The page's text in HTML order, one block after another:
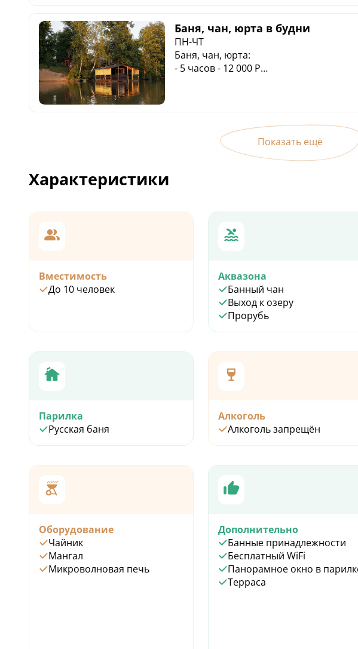
Баня, чан, юрта в будни
ПН-ЧТ
Баня, чан, юрта:
- 5 часов - 12 000 P
Показать ещё
Характеристики
Вместимость
До 10 человек
Аквазона
Банный чан
Выход к озеру
Прорубь
Парилка
Русская баня
Алкоголь
Алкоголь запрещён
Оборудование
Чайник
Мангал
Микроволновая печь
Дополнительно
Банные принадлежности
Бесплатный WiFi
Панорамное окно в
Терраса